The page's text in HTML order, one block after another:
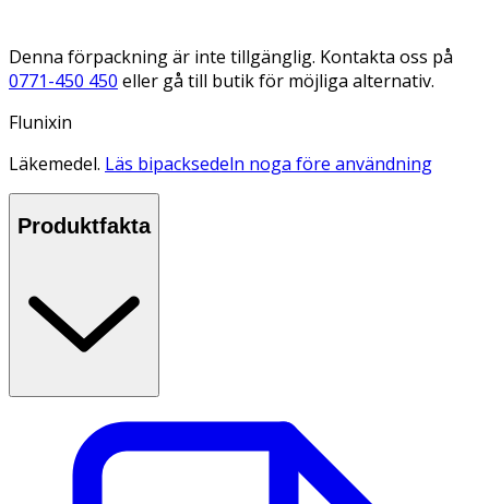
Denna förpackning är inte tillgänglig. Kontakta oss på
0771-450 450 eller gå till butik för möjliga alternativ.
Flunixin
Läkemedel. Läs bipacksedeln noga före användning
Produktfakta